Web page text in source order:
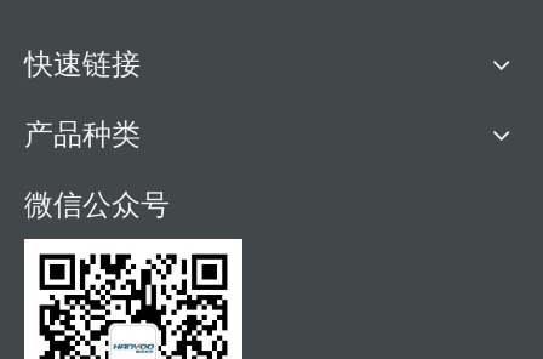
快速链接
产品种类
微信公众号